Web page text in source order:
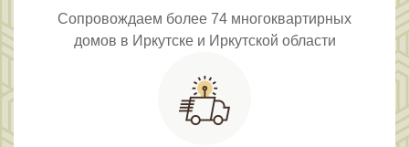
Сопровождаем более 74 многоквартирных
домов в Иркутске и Иркутской области